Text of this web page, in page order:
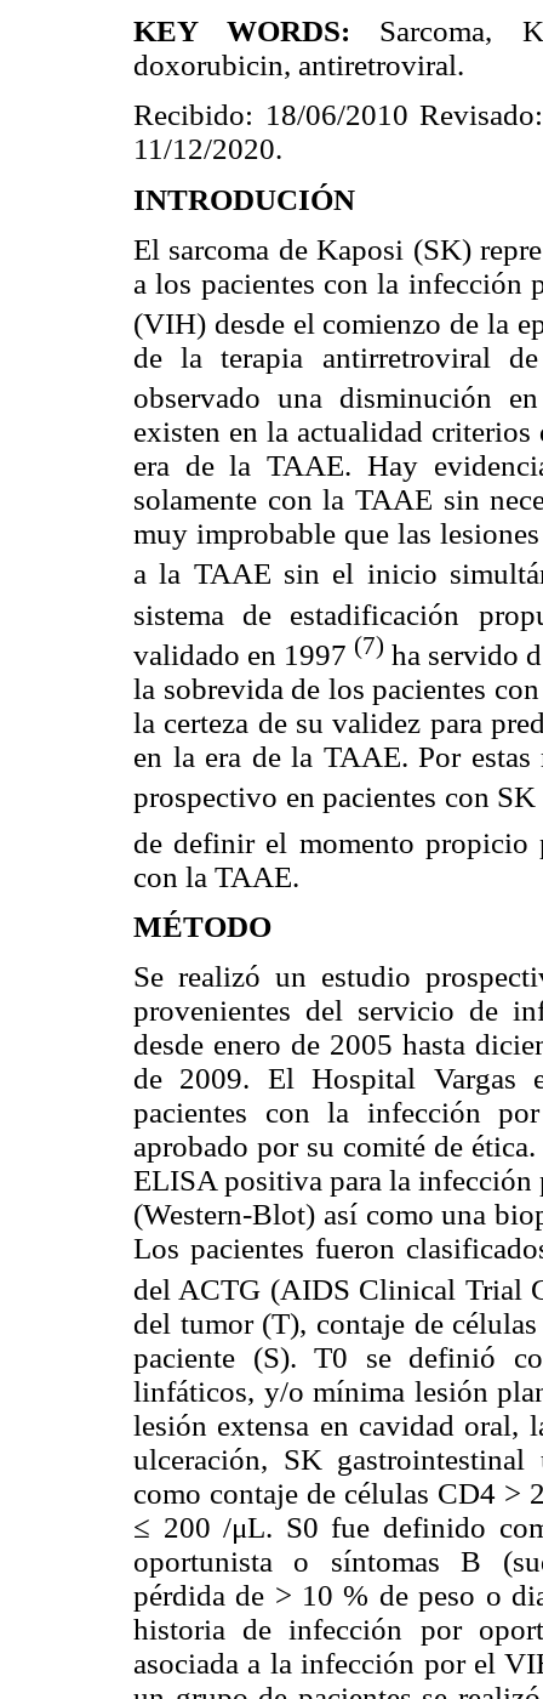
KEY WORDS: Sarcoma,
doxorubicin, antiretroviral.
Recibido: 18/06/2010
11/12/2020.
INTRODUCIÓN
El sarcoma de Kaposi (SK)
a los pacientes con la infección
(VIH) desde el comienzo de la
de la terapia antirretroviral
observado una disminución
existen en la actualidad
era de la TAAE. Hay
solamente con la TAAE sin
muy improbable que las
a la TAAE sin el inicio
sistema de estadificación
validado en 1997 (7) ha servido
la sobrevida de los pacientes
la certeza de su validez para
en la era de la TAAE. Por estas
prospectivo en pacientes con SK
de definir el momento propicio
con la TAAE.
MÉTODO
Se realizó un estudio
provenientes del servicio de
desde enero de 2005 hasta
de 2009. El Hospital Vargas
pacientes con la infección
aprobado por su comité de
ELISA positiva para la
(Western-Blot) así como una
Los pacientes fueron
del ACTG (AIDS Clinical Trial
del tumor (T), contaje de
paciente (S). T0 se definió
linfáticos, y/o mínima lesión
lesión extensa en cavidad oral,
ulceración, SK
como contaje de células CD4 >
≤ 200 /μL. S0 fue definido
oportunista o síntomas B
pérdida de > 10 % de peso o
historia de infección por
asociada a la infección por el